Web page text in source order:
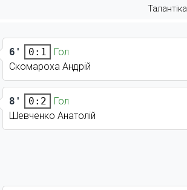
Талантіка
6' 0:1
Гол
Скомароха Андрій
8' 0:2
Гол
Шевченко Анатолій